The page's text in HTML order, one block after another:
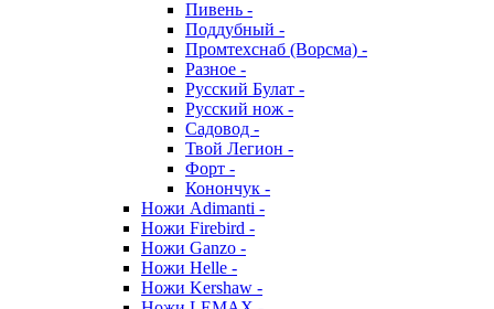
Пивень -
Поддубный -
Промтехснаб (Ворсма) -
Разное -
Русский Булат -
Русский нож -
Садовод -
Твой Легион -
Форт -
Конончук -
Ножи Adimanti -
Ножи Firebird -
Ножи Ganzo -
Ножи Helle -
Ножи Kershaw -